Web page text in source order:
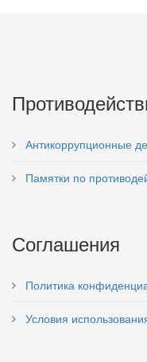
Антикоррупционные
Памятки по
Соглашения
Политика
Условия